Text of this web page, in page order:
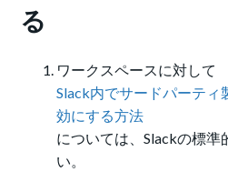
る
ワークスペースに対して
Slack内でサードパーテ
効にする方法
については、Slackの標準
い。